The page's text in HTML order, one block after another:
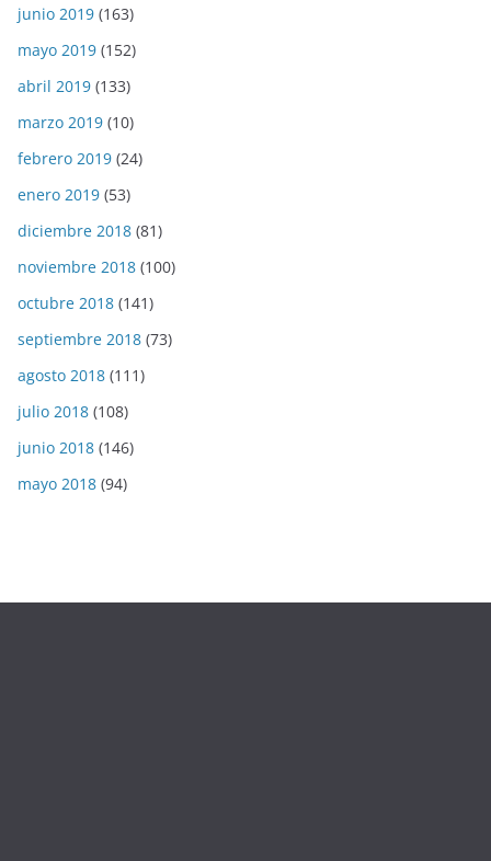
junio 2019 (163)
mayo 2019 (152)
abril 2019 (133)
marzo 2019 (10)
febrero 2019 (24)
enero 2019 (53)
diciembre 2018 (81)
noviembre 2018 (100)
octubre 2018 (141)
septiembre 2018 (73)
agosto 2018 (111)
julio 2018 (108)
junio 2018 (146)
mayo 2018 (94)